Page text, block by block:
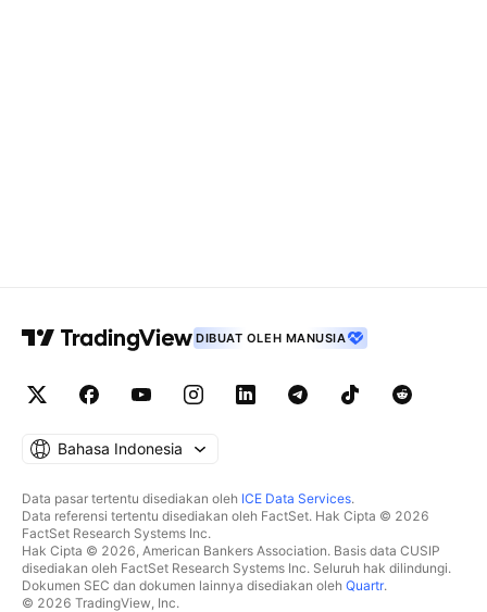
DIBUAT OLEH MANUSIA
Bahasa Indonesia
Data pasar tertentu disediakan oleh ICE Data Services.
Data referensi tertentu disediakan oleh FactSet. Hak Cipta © 2026
FactSet Research Systems Inc.
Hak Cipta © 2026, American Bankers Association. Basis data CUSIP
disediakan oleh FactSet Research Systems Inc. Seluruh hak dilindungi.
Dokumen SEC dan dokumen lainnya disediakan oleh Quartr.
© 2026 TradingView, Inc.